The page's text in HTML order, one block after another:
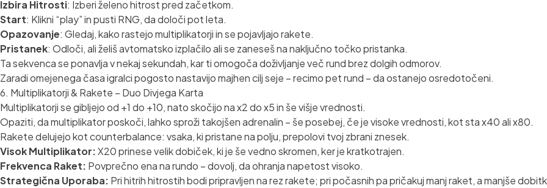
Izbira Hitrosti: Izberi želeno hitrost pred začetkom.
Start: Klikni “play” in pusti RNG, da določi pot leta.
Opazovanje: Gledaj, kako rastejo multiplikatorji in se pojavljajo rakete.
Pristanek: Odloči, ali želiš avtomatsko izplačilo ali se zaneseš na naključno točko pristanka.
Ta sekvenca se ponavlja v nekaj sekundah, kar ti omogoča doživljanje več rund brez dolgih odmorov.
Zaradi omejenega časa igralci pogosto nastavijo majhen cilj seje – recimo pet rund – da ostanejo osredotočeni.
6. Multiplikatorji & Rakete – Duo Divjega Karta
Multiplikatorji se gibljejo od +1 do +10, nato skočijo na x2 do x5 in še višje vrednosti.
Opaziti, da multiplikator poskoči, lahko sproži takojšen adrenalin – še posebej, če je visoke vrednosti, kot sta x40 ali x80.
Rakete delujejo kot counterbalance: vsaka, ki pristane na polju, prepolovi tvoj zbrani znesek.
Visok Multiplikator:X20 prinese velik dobiček, ki je še vedno skromen, ker je kratkotrajen.
Frekvenca Raket: Povprečno ena na rundo – dovolj, da ohranja napetost visoko.
Strategična Uporaba: Pri hitrih hitrostih bodi pripravljen na rez rakete; pri počasnih pa pričakuj manj raket, a manjše